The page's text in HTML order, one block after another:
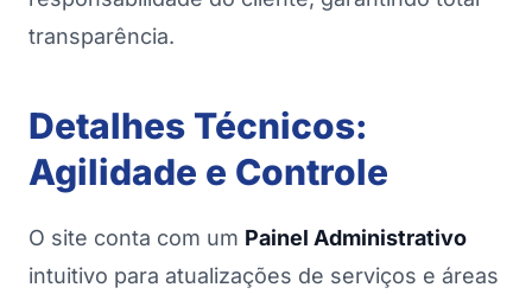
transparência.
Detalhes Técnicos:
Agilidade e Controle
O site conta com um Painel Administrativo
intuitivo para atualizações de serviços e áreas